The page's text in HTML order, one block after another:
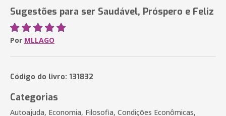
Sugestões para ser Saudável, Próspero e Feliz
Por MLLAGO
Código do livro: 131832
Categorias
Autoajuda, Economia, Filosofia, Condições Econômicas,